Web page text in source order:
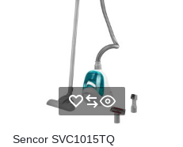
Sencor SVC1015TQ